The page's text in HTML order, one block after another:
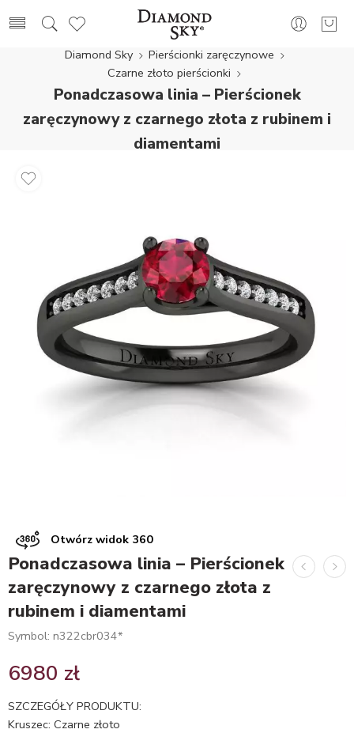
Diamond Sky
Pierścionki zaręczynowe
Czarne złoto pierścionki
Ponadczasowa linia – Pierścionek
zaręczynowy z czarnego złota z rubinem i
diamentami
Otwórz widok 360
Ponadczasowa linia – Pierścionek
zaręczynowy z czarnego złota z
rubinem i diamentami
Symbol: n322cbr034*
6980 zł
SZCZEGÓŁY PRODUKTU:
Kruszec: Czarne złoto